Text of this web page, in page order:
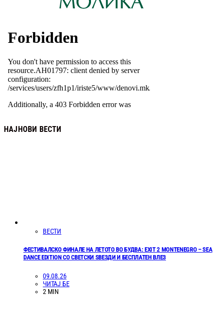
НАЈНОВИ ВЕСТИ
ВЕСТИ
ФЕСТИВАЛСКО ФИНАЛЕ НА ЛЕТОТО ВО БУДВА: EXIT 2 MONTENEGRO – SEA
DANCE EDITION СО СВЕТСКИ ЅВЕЗДИ И БЕСПЛАТЕН ВЛЕЗ
09.08.26
ЧИТАЈ БЕ
2 MIN